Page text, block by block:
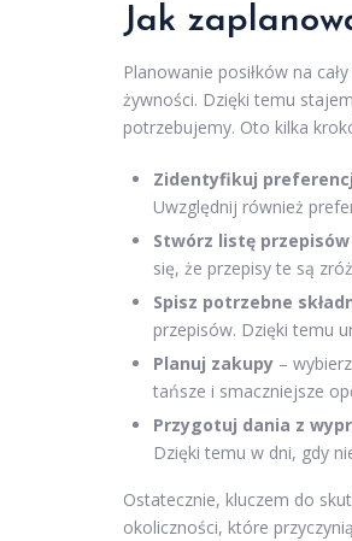
Jak
Planowanie posiłków na
żywności. Dzięki temu
potrzebujemy. Oto kilka
Zidentyfikuj
Uwzględnij również
Stwórz listę przepisów
się, że przepisy te są
Spisz potrzebne
przepisów. Dzięki temu
Planuj zakupy –
tańsze i smaczniejsze
Przygotuj dania z
Dzięki temu w dni, gdy
Ostatecznie, kluczem do
okoliczności, które